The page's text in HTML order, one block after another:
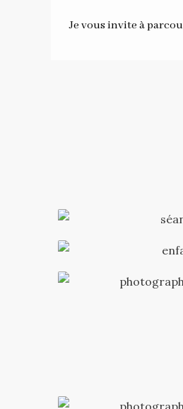
Je vous invite à